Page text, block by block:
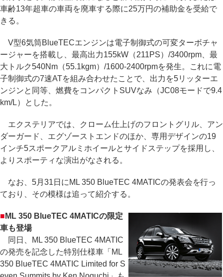
車齢13年超車の車両を廃車する際に25万円の補助金を受給で
きる。
V型6気筒BlueTECエンジンは電子制御式の可変ターボチャ
ージャーを搭載し、最高出力155kW（211PS）/3400rpm、最
大トルク540Nm（55.1kgm）/1600-2400rpmを発生。これに電
子制御式の7速ATを組み合わせたことで、出力を5リッターエ
ンジンと同等、燃費をコンパクトSUVなみ（JC08モードで9.4
km/L）とした。
エクステリアでは、クローム仕上げのフロントグリル、アン
ダーガード、エグゾーストエンドのほか、専用デザインの19
インチ5スポークアルミホイールとサイドステップを採用し、
よりスポーティな演出がなされる。
なお、5月31日にML 350 BlueTEC 4MATICの発表会を行っ
ており、その模様は追って紹介する。
■ ML 350 BlueTEC 4MATICの限定
車も登場
同日、ML 350 BlueTEC 4MATIC
の発売を記念した特別仕様車「ML
350 BlueTEC 4MATIC Limited for S